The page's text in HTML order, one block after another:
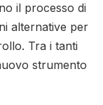
il processo di
alternative per
Tra i tanti
strumento